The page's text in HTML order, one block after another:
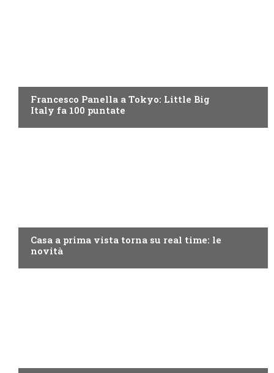
Francesco Panella a Tokyo: Little Big
Italy fa 100 puntate
Casa a prima vista torna su real time: le
novità